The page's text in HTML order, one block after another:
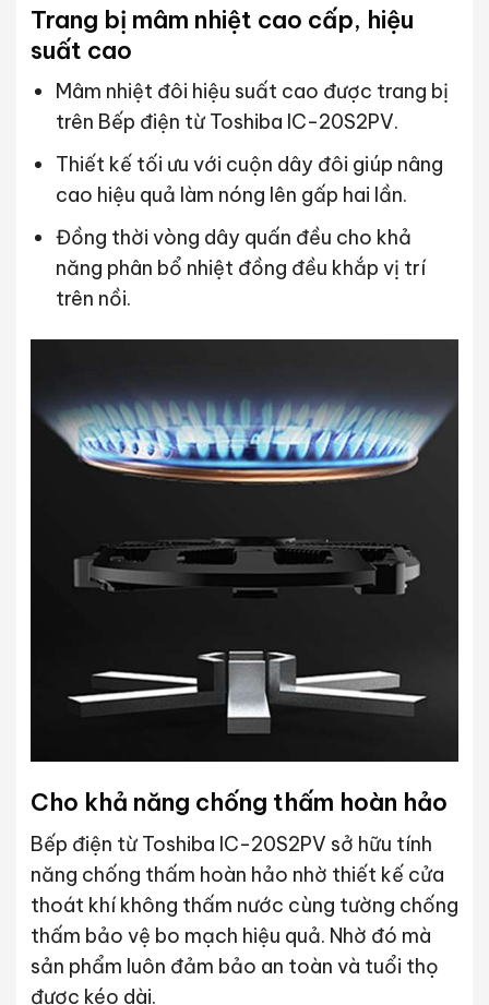
Trang bị mâm nhiệt cao cấp, hiệu
suất cao
Mâm nhiệt đôi hiệu suất cao được trang bị
trên Bếp điện từ Toshiba IC-20S2PV.
Thiết kế tối ưu với cuộn dây đôi giúp nâng
cao hiệu quả làm nóng lên gấp hai lần.
Đồng thời vòng dây quấn đều cho khả
năng phân bổ nhiệt đồng đều khắp vị trí
trên nồi.
Cho khả năng chống thấm hoàn hảo
Bếp điện từ Toshiba IC-20S2PV sở hữu tính
năng chống thấm hoàn hảo nhờ thiết kế cửa
thoát khí không thấm nước cùng tường chống
thấm bảo vệ bo mạch hiệu quả. Nhờ đó mà
sản phẩm luôn đảm bảo an toàn và tuổi thọ
được kéo dài.